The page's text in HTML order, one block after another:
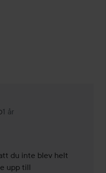
på Lyko.
1 år
Kommentaren lades 1 år
du inte blev helt
upp till